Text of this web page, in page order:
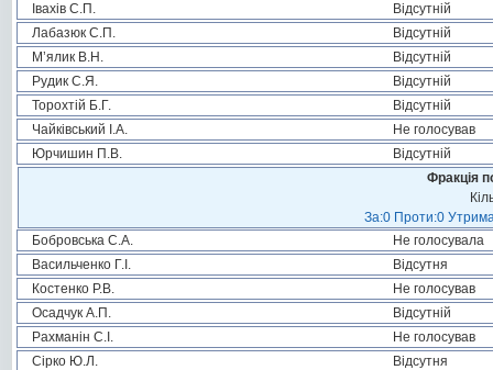
Івахів С.П.
Відсутній
Лабазюк С.П.
Відсутній
М’ялик В.Н.
Відсутній
Рудик С.Я.
Відсутній
Торохтій Б.Г.
Відсутній
Чайківський І.А.
Не голосував
Юрчишин П.В.
Відсутній
Фракція
За:0 Проти:0
Бобровська С.А.
Не голосувала
Васильченко Г.І.
Відсутня
Костенко Р.В.
Не голосував
Осадчук А.П.
Відсутній
Рахманін С.І.
Не голосував
Сірко Ю.Л.
Відсутня